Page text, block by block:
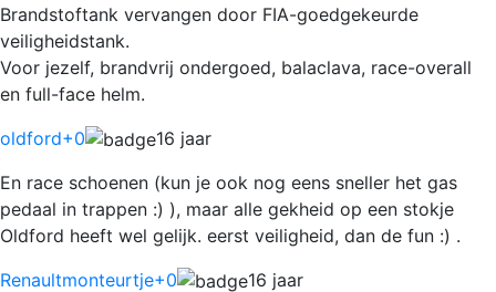
Brandstoftank vervangen door FIA-goedgekeurde
veiligheidstank.
Voor jezelf, brandvrij ondergoed, balaclava, race-overall
en full-face helm.
oldford+0
16 jaar
En race schoenen (kun je ook nog eens sneller het gas
pedaal in trappen :) ), maar alle gekheid op een stokje
Oldford heeft wel gelijk. eerst veiligheid, dan de fun :) .
Renaultmonteurtje+0
16 jaar